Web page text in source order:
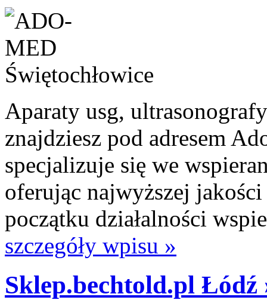
Aparaty usg,
znajdziesz pod adresem
specjalizuje się we
oferując najwyższej
początku działalności
szczegóły wpisu »
Sklep.bechtold.pl Łódź